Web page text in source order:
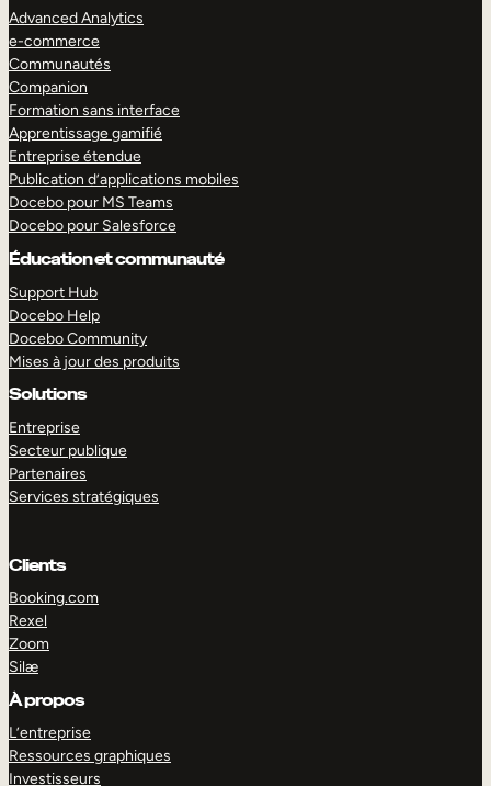
Advanced Analytics
e-commerce
Communautés
Companion
Formation sans interface
Apprentissage gamifié
Entreprise étendue
Publication d’applications mobiles
Docebo pour MS Teams
Docebo pour Salesforce
Éducation et communauté
Support Hub
Docebo Help
Docebo Community
Mises à jour des produits
Solutions
Entreprise
Secteur publique
Partenaires
Services stratégiques
Clients
Booking.com
Rexel
Zoom
Silæ
À propos
L’entreprise
Ressources graphiques
Investisseurs